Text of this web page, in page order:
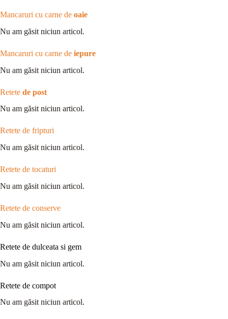
Mancaruri cu carne de oaie
Nu am găsit niciun articol.
Mancaruri cu carne de iepure
Nu am găsit niciun articol.
Retete de post
Nu am găsit niciun articol.
Retete de fripturi
Nu am găsit niciun articol.
Retete de tocaturi
Nu am găsit niciun articol.
Retete de conserve
Nu am găsit niciun articol.
Retete de dulceata si gem
Nu am găsit niciun articol.
Retete de compot
Nu am găsit niciun articol.